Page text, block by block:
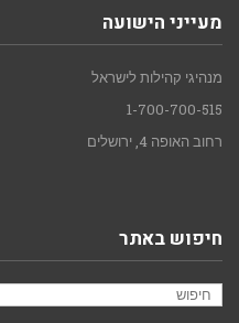
מעייני הישועה
מנהיגי קהילות לישראל
1-700-700-515
רחוב האופה 4, ירושלים
חיפוש באתר